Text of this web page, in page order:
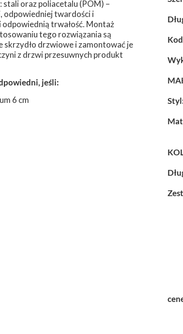
stali oraz poliacetalu (POM) –
odpowiedniej twardości i
trwałość. Montaż
tego rozwiązania są
drzwiowe i zamontować je
z drzwi przesuwnych produkt
jeśli:
6 cm
Styl